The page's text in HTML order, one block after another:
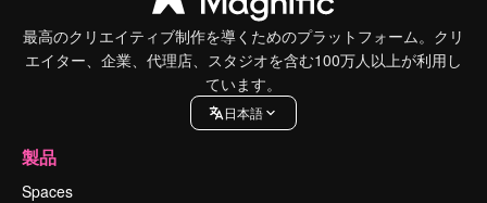
最高のクリエイティブ制作を導くためのプラットフォーム。クリ
エイター、企業、代理店、スタジオを含む100万人以上が利用し
ています。
日本語
製品
Spaces